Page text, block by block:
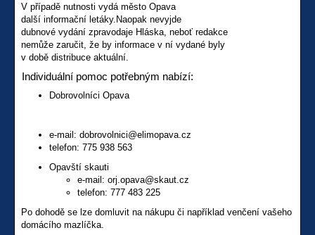
V případě nutnosti vydá město Opava
další informační letáky.Naopak nevyjde
dubnové vydání zpravodaje Hláska, neboť redakce
nemůže zaručit, že by informace v ní vydané byly
v době distribuce aktuální.
Individuální pomoc potřebným nabízí:
Dobrovolníci Opava
e-mail: dobrovolnici@elimopava.cz
telefon: 775 938 563
Opavští skauti
e-mail: orj.opava@skaut.cz
telefon: 777 483 225
Po dohodě se lze domluvit na nákupu či například venčení vašeho
domácího mazlíčka.